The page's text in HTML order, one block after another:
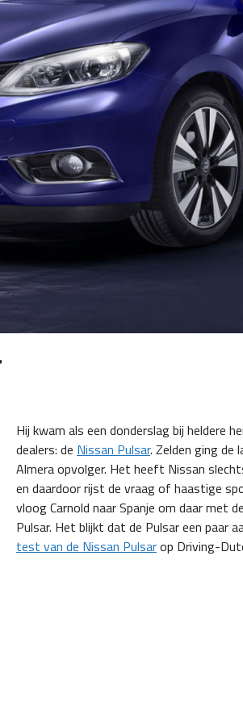
Hij kwam als een donderslag bij heldere
dealers: de Nissan Pulsar. Zelden ging de
Almera opvolger. Het heeft Nissan
en daardoor rijst de vraag of haastige
vloog Carnold naar Spanje om daar met
Pulsar. Het blijkt dat de Pulsar een paar
test van de Nissan Pulsarop Driving-